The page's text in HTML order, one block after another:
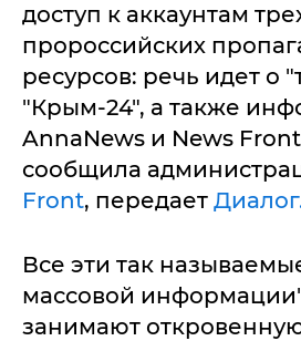
доступ к аккаунтам
пророссийских
ресурсов: речь идет о
"Крым-24", а также
AnnaNews и News
сообщила
Front, передает
Все эти так
массовой
занимают